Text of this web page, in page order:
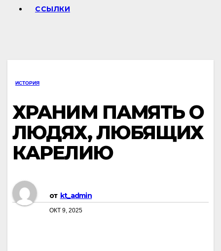
ССЫЛКИ
ИСТОРИЯ
ХРАНИМ ПАМЯТЬ О
ЛЮДЯХ, ЛЮБЯЩИХ
КАРЕЛИЮ
от kt_admin
ОКТ 9, 2025